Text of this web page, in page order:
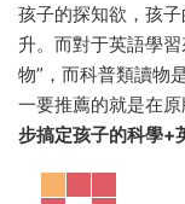
孩子的探知欲，孩
升。而對于英語學
物”，而科普類讀物
一要推薦的就是在
步搞定孩子的科學+